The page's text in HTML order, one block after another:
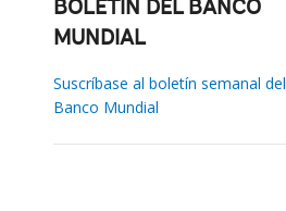
BOLETÍN DEL BANCO
MUNDIAL
Suscríbase al boletín semanal del
Banco Mundial